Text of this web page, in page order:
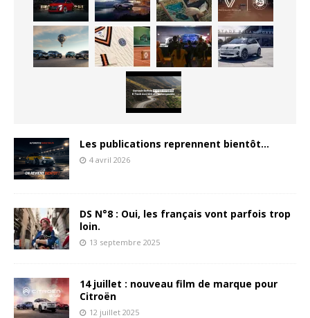
Les publications reprennent bientôt…
4 avril 2026
DS N°8 : Oui, les français vont parfois trop
loin.
13 septembre 2025
14 juillet : nouveau film de marque pour
Citroën
12 juillet 2025